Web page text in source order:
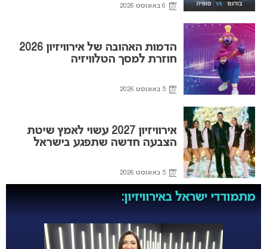
6 באוגוסט 2026
הדמות האהובה של אירוויזיון 2026
חוזרת למסך הטלוויזיה
5 באוגוסט 2026
אירוויזיון 2027 עשוי לאמץ שיטת
הצבעה חדשה שתפגע בישראל
5 באוגוסט 2026
מתמודדי ישראל באירוויזיון: